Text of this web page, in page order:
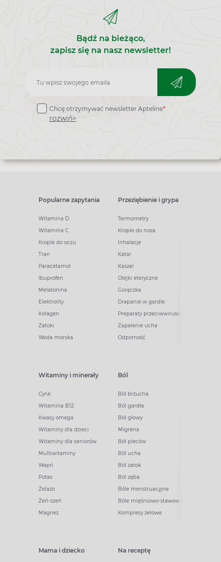
Bądź na bieżąco,
zapisz się na nasz newsletter!
Zapisz
do
newslettera
Chcę otrzymywać newsletter Apteline*
rozwiń>
Popularne zapytania
Witamina D
Witamina C
Krople do oczu
Tran
Paracetamol
Ibuprofen
Melatonina
Elektrolity
Kolagen
Zatoki
Woda morska
Przeziębienie i grypa
Termometry
Krople do nosa
Inhalacje
Katar
Kaszel
Olejki eteryczne
Gorączka
Drapanie w gardle
Preparaty przeciwwirusowe
Zapalenie ucha
Odporność
Witaminy i minerały
Cynk
Witamina B12
Kwasy omega
Witaminy dla dzieci
Witaminy dla seniorów
Multiwitaminy
Wapń
Potas
Żelazo
Żeń-szeń
Magnez
Ból
Ból brzucha
Ból gardła
Ból głowy
Migrena
Ból pleców
Ból ucha
Ból zatok
Ból zęba
Bóle menstruacyjne
Bóle mięśniowo-stawowe
Kompresy żelowe
Mama i dziecko Na receptę